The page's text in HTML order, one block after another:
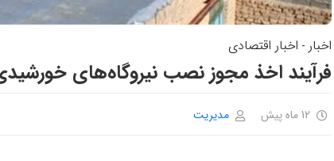
اخبار - اخبار اقتصادی
فرآیند اخذ مجوز نصب نیروگاه‌های
12 ماه پیش مدیریت